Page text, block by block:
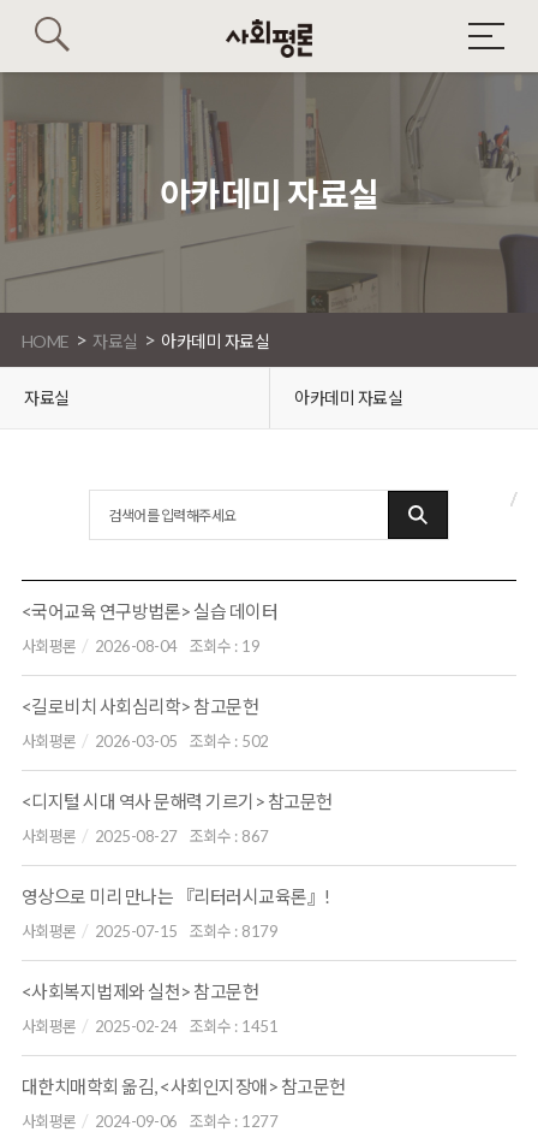
아카데미 자료실
HOME > 자료실 > 아카데미 자료실
자료실 아카데미 자료실
<국어교육 연구방법론> 실습 데이터
사회평론 2026-08-04 조회수 : 19
<길로비치 사회심리학> 참고문헌
사회평론 2026-03-05 조회수 : 502
<디지털 시대 역사 문해력 기르기> 참고문헌
사회평론 2025-08-27 조회수 : 867
영상으로 미리 만나는 『리터러시교육론』!
사회평론 2025-07-15 조회수 : 8179
<사회복지법제와 실천> 참고문헌
사회평론 2025-02-24 조회수 : 1451
대한치매학회 옮김, <사회인지장애> 참고문헌
사회평론 2024-09-06 조회수 : 1277